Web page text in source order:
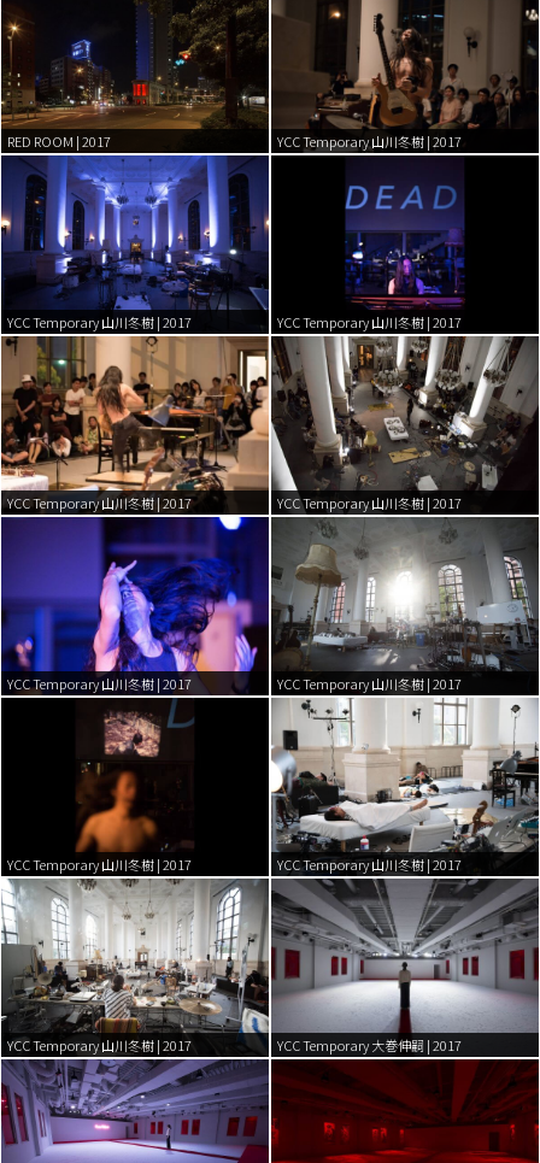
RED ROOM | 2017 YCC Temporary 山川冬樹 | 2017
YCC Temporary 山川冬樹 | 2017 YCC Temporary 山川冬樹 | 2017
YCC Temporary 山川冬樹 | 2017 YCC Temporary 山川冬樹 | 2017
YCC Temporary 山川冬樹 | 2017 YCC Temporary 山川冬樹 | 2017
YCC Temporary 山川冬樹 | 2017 YCC Temporary 山川冬樹 | 2017
YCC Temporary 山川冬樹 | 2017 YCC Temporary 大巻伸嗣 | 2017